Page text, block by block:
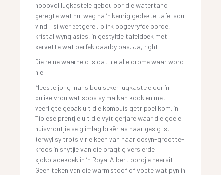
hoopvol lugkastele gebou oor die watertand
geregte wat hul weg na ’n keurig gedekte tafel sou
vind – silwer eetgerei, blink opgevryfde borde,
kristal wynglasies, ’n gestyfde tafeldoek met
servette wat perfek daarby pas. Ja, right.
Die reine waarheid is dat nie alle drome waar word
nie…
Meeste jong mans bou seker lugkastele oor ’n
oulike vrou wat soos sy ma kan kook en met
veerligte gebak uit die kombuis getrippel kom. ’n
Tipiese prentjie uit die vyftigerjare waar die goeie
huisvroutjie se glimlag breër as haar gesig is,
terwyl sy trots vir elkeen van haar dosyn-grootte-
kroos ’n snytjie van die pragtig versierde
sjokoladekoek in ’n Royal Albert bordjie neersit.
Geen teken van die warm stoof of voete wat pyn in